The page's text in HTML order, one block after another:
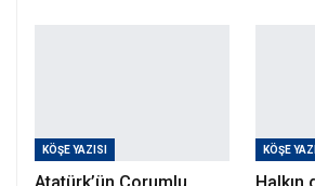
KÖŞE YAZISI KÖŞE